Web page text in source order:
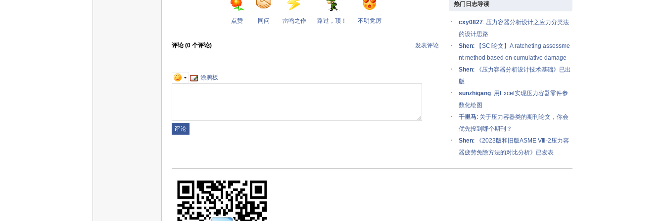
点赞 同问 雷鸣之作 路过，顶！ 不明觉厉
发表评论
评论 (0 个评论)
涂鸦板
热门日志导读
cxy0827: 压力容器分析设计之应力分类法
的设计思路
Shen:
【SCI论文】A ratcheting assessme
nt method based on cumulative damage
Shen:
《压力容器分析设计技术基础》已出
版
sunzhigang: 用Excel实现压力容器零件参
数化绘图
千里马: 关于压力容器类的期刊论文，你会
优先投到哪个期刊？
Shen:
《2023版和旧版ASME Ⅷ-2压力容
器疲劳免除方法的对比分析》已发表